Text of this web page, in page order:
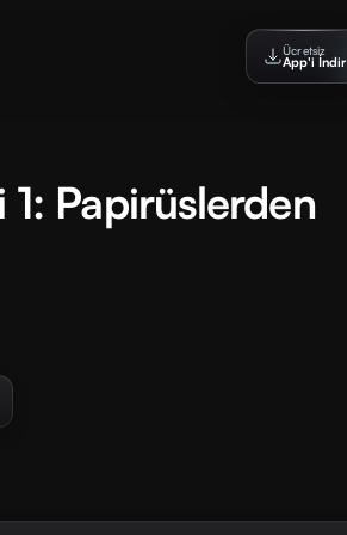
Ücretsiz
App'i İndir
1: Papirüslerden